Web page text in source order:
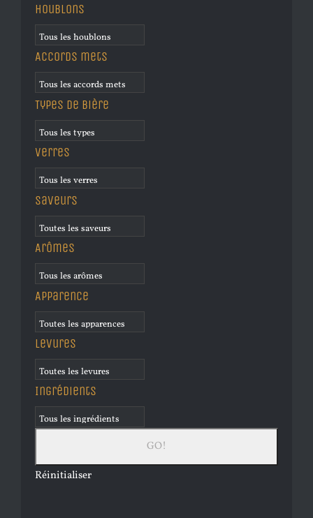
Houblons
Accords mets
Types de bière
Verres
Saveurs
Arômes
Apparence
Levures
Ingrédients
Réinitialiser